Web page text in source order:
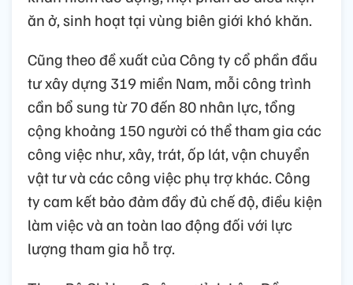
ăn ở, sinh hoạt tại vùng biên giới khó khăn.
Cũng theo đề xuất của Công ty cổ phần đầu
tư xây dựng 319 miền Nam, mỗi công trình
cần bổ sung từ 70 đến 80 nhân lực, tổng
cộng khoảng 150 người có thể tham gia các
công việc như, xây, trát, ốp lát, vận chuyển
vật tư và các công việc phụ trợ khác. Công
ty cam kết bảo đảm đầy đủ chế độ, điều kiện
làm việc và an toàn lao động đối với lực
lượng tham gia hỗ trợ.